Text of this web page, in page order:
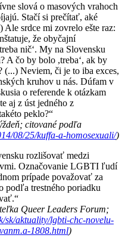
slová o masových vrahoch
Stačí si prečítať, aké
srdce mi zovrelo ešte raz:
že obyčajní
nič‘. My na Slovensku
A čo by bolo ,treba‘, ak by
(...) Neviem, či je to iba exces,
kruhov u nás. Dúfam v
o referende k otázkam
aj z úst jedného z
peklo?“
citované podľa
08/25/kuffa-a-homosexuali/)
rozlišovať medzi
Označovanie LGBTI ľudí
prípade považovať za
podľa trestného poriadku
Queer Leaders Forum;
sk/aktuality/lgbti-chc-novelu-
1808.html)